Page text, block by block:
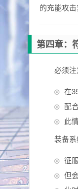
的充能攻
第四章：
必须
在
配
此
装备
征
但